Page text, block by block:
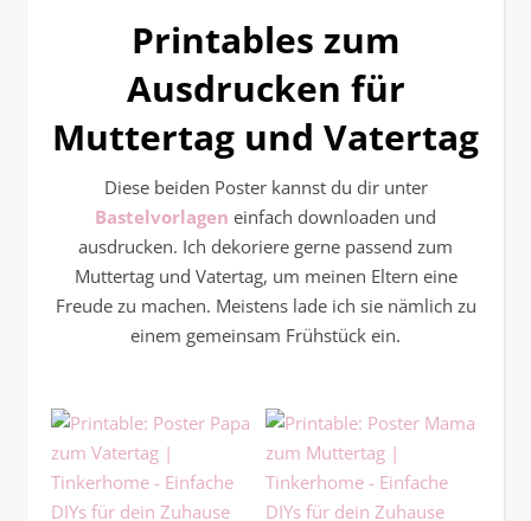
Printables zum
Ausdrucken für
Muttertag und Vatertag
Diese beiden Poster kannst du dir unter
Bastelvorlagen einfach downloaden und
ausdrucken. Ich dekoriere gerne passend zum
Muttertag und Vatertag, um meinen Eltern eine
Freude zu machen. Meistens lade ich sie nämlich zu
einem gemeinsam Frühstück ein.